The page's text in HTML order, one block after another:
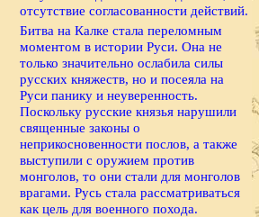
отсутствие согласованности действий.
Битва на Калке стала переломным
моментом в истории Руси. Она не
только значительно ослабила силы
русских княжеств, но и посеяла на
Руси панику и неуверенность.
Поскольку русские князья нарушили
священные законы о
неприкосновенности послов, а также
выступили с оружием против
монголов, то они стали для монголов
врагами. Русь стала рассматриваться
как цель для военного похода.